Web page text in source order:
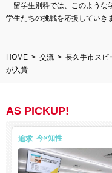
留学生別科では、このような
学生たちの挑戦を応援していき
HOME 交流
長久手市スピ
が入賞
AS PICKUP!
追求